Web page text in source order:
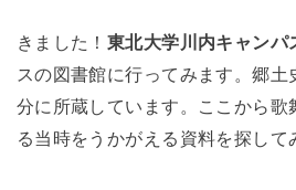
きました！ 東北大学川内キャンパ
スの図書館に行ってみます。郷土
分に所蔵しています。ここから歌
る当時をうかがえる資料を探して